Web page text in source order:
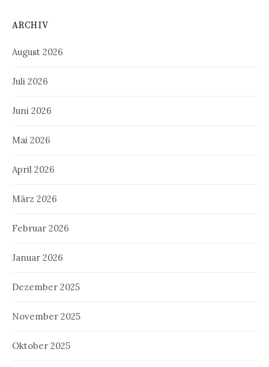
ARCHIV
August 2026
Juli 2026
Juni 2026
Mai 2026
April 2026
März 2026
Februar 2026
Januar 2026
Dezember 2025
November 2025
Oktober 2025